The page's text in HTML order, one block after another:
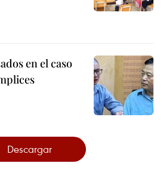
en el caso
Descargar